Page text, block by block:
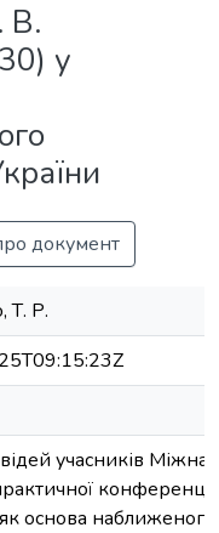
В.
у
документ
Т. Р.
учасників
конференції
як основа